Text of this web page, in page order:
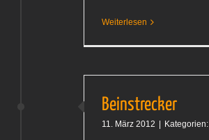
Weiterlesen
Beinstrecker
11. März 2012 Kategorien: